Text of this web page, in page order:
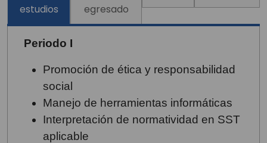
estudios
egresado
Periodo I
Promoción de ética y responsabilidad
social
Manejo de herramientas informáticas
Interpretación de normatividad en SST
aplicable